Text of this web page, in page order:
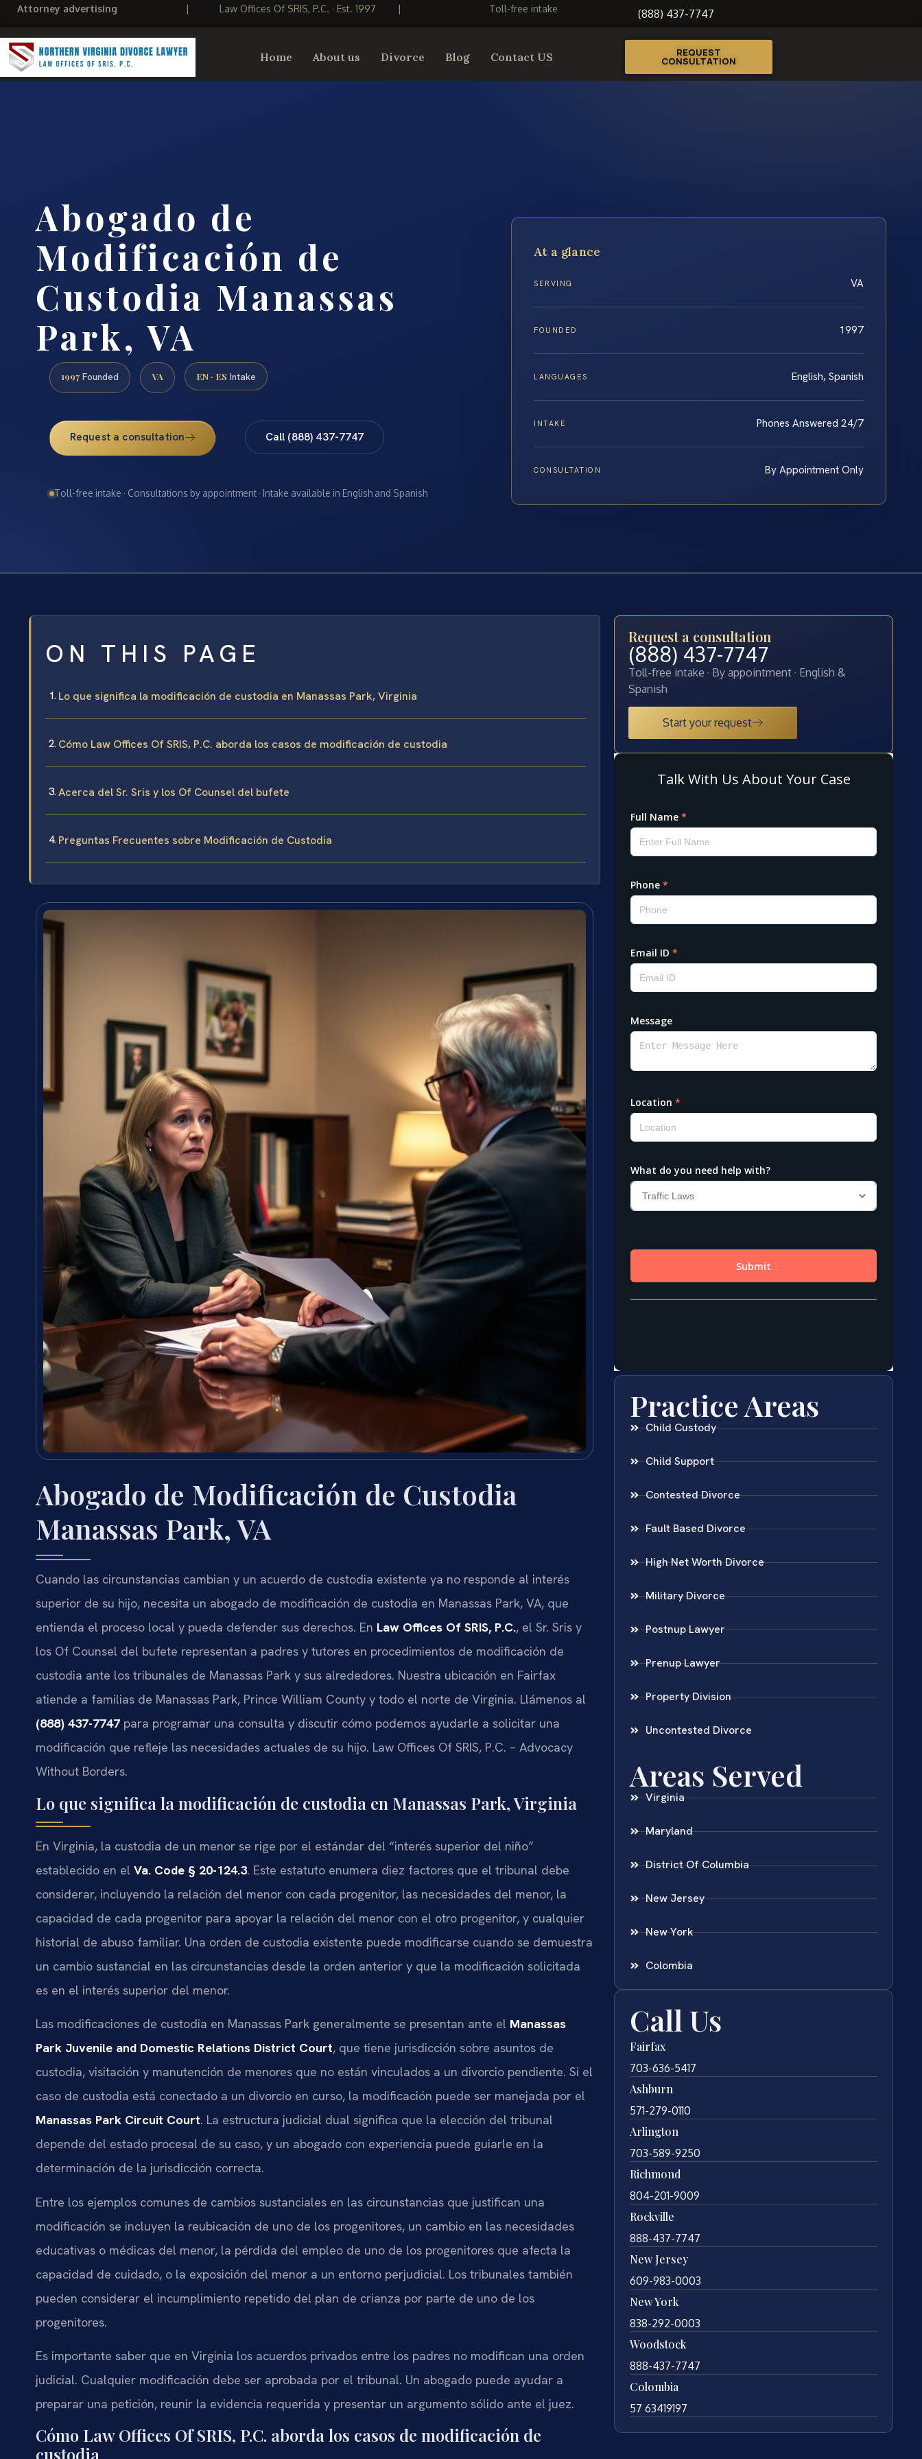
Attorney advertising | Law Offices Of SRIS, P.C. · Est. 1997 | Toll-free intake (888) 437-7747
Home About us Divorce Blog Contact US REQUEST
CONSULTATION
Abogado de
Modificación de
Custodia Manassas
Park, VA
1997 Founded VA EN · ES Intake
Request a consultation Call (888) 437-7747
Toll-free intake · Consultations by appointment · Intake available in English and Spanish
At a glance
SERVING VA
FOUNDED 1997
LANGUAGES English, Spanish
INTAKE Phones Answered 24/7
CONSULTATION By Appointment Only
ON THIS PAGE
Lo que significa la modificación de custodia en Manassas Park, Virginia
Cómo Law Offices Of SRIS, P.C. aborda los casos de modificación de custodia
Acerca del Sr. Sris y los Of Counsel del bufete
Preguntas Frecuentes sobre Modificación de Custodia
Abogado de Modificación de Custodia
Manassas Park, VA
Cuando las circunstancias cambian y un acuerdo de custodia existente ya no responde al interés
superior de su hijo, necesita un abogado de modificación de custodia en Manassas Park, VA, que
entienda el proceso local y pueda defender sus derechos. En Law Offices Of SRIS, P.C., el Sr. Sris y
los Of Counsel del bufete representan a padres y tutores en procedimientos de modificación de
custodia ante los tribunales de Manassas Park y sus alrededores. Nuestra ubicación en Fairfax
atiende a familias de Manassas Park, Prince William County y todo el norte de Virginia. Llámenos al
(888) 437-7747 para programar una consulta y discutir cómo podemos ayudarle a solicitar una
modificación que refleje las necesidades actuales de su hijo. Law Offices Of SRIS, P.C. – Advocacy
Without Borders.
Lo que significa la modificación de custodia en Manassas Park, Virginia
En Virginia, la custodia de un menor se rige por el estándar del “interés superior del niño”
establecido en el Va. Code § 20-124.3. Este estatuto enumera diez factores que el tribunal debe
considerar, incluyendo la relación del menor con cada progenitor, las necesidades del menor, la
capacidad de cada progenitor para apoyar la relación del menor con el otro progenitor, y cualquier
historial de abuso familiar. Una orden de custodia existente puede modificarse cuando se demuestra
un cambio sustancial en las circunstancias desde la orden anterior y que la modificación solicitada
es en el interés superior del menor.
Las modificaciones de custodia en Manassas Park generalmente se presentan ante el Manassas
Park Juvenile and Domestic Relations District Court, que tiene jurisdicción sobre asuntos de
custodia, visitación y manutención de menores que no están vinculados a un divorcio pendiente. Si el
caso de custodia está conectado a un divorcio en curso, la modificación puede ser manejada por el
Manassas Park Circuit Court. La estructura judicial dual significa que la elección del tribunal
depende del estado procesal de su caso, y un abogado con experiencia puede guiarle en la
determinación de la jurisdicción correcta.
Entre los ejemplos comunes de cambios sustanciales en las circunstancias que justifican una
modificación se incluyen la reubicación de uno de los progenitores, un cambio en las necesidades
educativas o médicas del menor, la pérdida del empleo de uno de los progenitores que afecta la
capacidad de cuidado, o la exposición del menor a un entorno perjudicial. Los tribunales también
pueden considerar el incumplimiento repetido del plan de crianza por parte de uno de los
progenitores.
Es importante saber que en Virginia los acuerdos privados entre los padres no modifican una orden
judicial. Cualquier modificación debe ser aprobada por el tribunal. Un abogado puede ayudar a
preparar una petición, reunir la evidencia requerida y presentar un argumento sólido ante el juez.
Cómo Law Offices Of SRIS, P.C. aborda los casos de modificación de
custodia
Request a consultation
(888) 437-7747
Toll-free intake · By appointment · English &
Spanish
Start your request
Practice Areas
Child Custody
Child Support
Contested Divorce
Fault Based Divorce
High Net Worth Divorce
Military Divorce
Postnup Lawyer
Prenup Lawyer
Property Division
Uncontested Divorce
Areas Served
Virginia
Maryland
District Of Columbia
New Jersey
New York
Colombia
Call Us
Fairfax
703-636-5417
Ashburn
571-279-0110
Arlington
703-589-9250
Richmond
804-201-9009
Rockville
888-437-7747
New Jersey
609-983-0003
New York
838-292-0003
Woodstock
888-437-7747
Colombia
57 63419197